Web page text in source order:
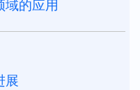
域的应用
展